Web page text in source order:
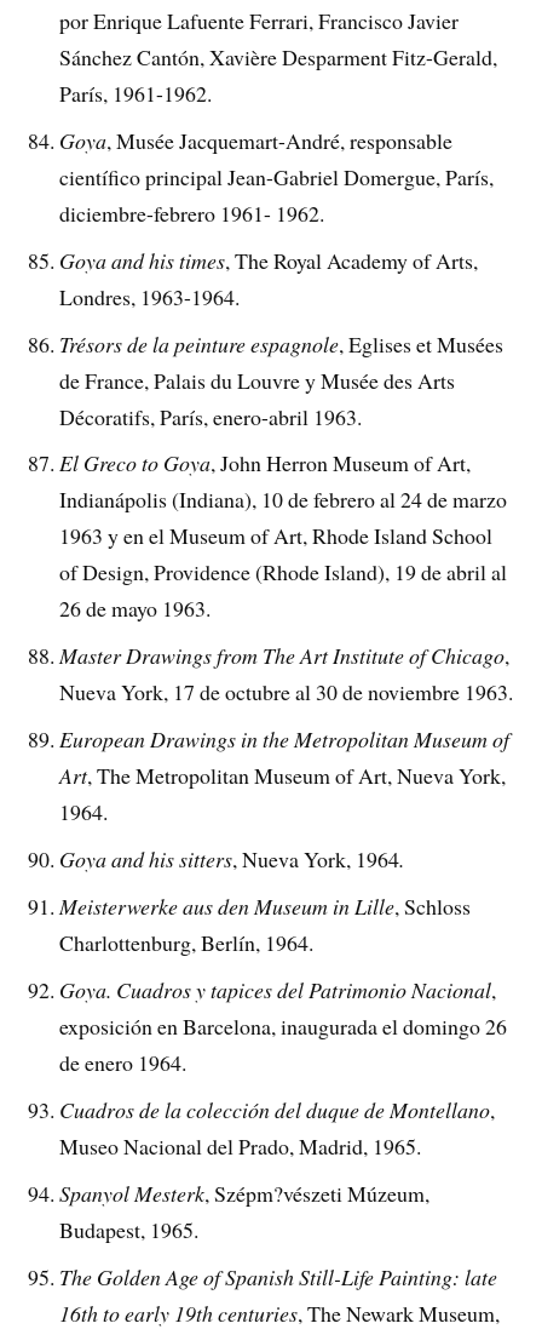
por Enrique Lafuente Ferrari, Francisco Javier
Sánchez Cantón, Xavière Desparment Fitz-Gerald,
París, 1961-1962.
Goya, Musée Jacquemart-André, responsable
científico principal Jean-Gabriel Domergue, París,
diciembre-febrero 1961- 1962.
Goya and his times, The Royal Academy of Arts,
Londres, 1963-1964.
Trésors de la peinture espagnole, Eglises et Musées
de France, Palais du Louvre y Musée des Arts
Décoratifs, París, enero-abril 1963.
El Greco to Goya, John Herron Museum of Art,
Indianápolis (Indiana), 10 de febrero al 24 de marzo
1963 y en el Museum of Art, Rhode Island School
of Design, Providence (Rhode Island), 19 de abril al
26 de mayo 1963.
Master Drawings from The Art Institute of Chicago,
Nueva York, 17 de octubre al 30 de noviembre 1963.
European Drawings in the Metropolitan Museum of
Art, The Metropolitan Museum of Art, Nueva York,
1964.
Goya and his sitters, Nueva York, 1964.
Meisterwerke aus den Museum in Lille, Schloss
Charlottenburg, Berlín, 1964.
Goya. Cuadros y tapices del Patrimonio Nacional,
exposición en Barcelona, inaugurada el domingo 26
de enero 1964.
Cuadros de la colección del duque de Montellano,
Museo Nacional del Prado, Madrid, 1965.
Spanyol Mesterk, Szépm?vészeti Múzeum,
Budapest, 1965.
The Golden Age of Spanish Still-Life Painting: late
16th to early 19th centuries, The Newark Museum,